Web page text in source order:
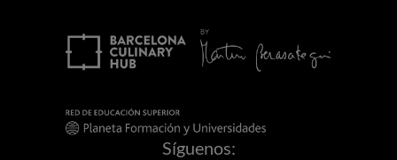
Síguenos: